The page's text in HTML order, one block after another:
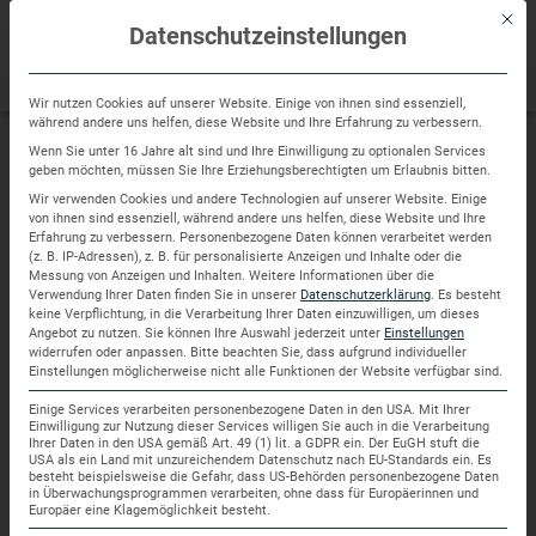
Sprung
Beratung
Sie möchten Ihre Immobilie verkaufen oder vermieten
– wir unterstützen Sie dabei!
Wir bieten Ihnen einVoll-Service-Paketfür die
Immobilienvermarktung in ganz Deutschland,
Schwerpunkt Mannheim & Ludwigshafen.
Unsere langjährige Erfahrung, regionale Kenntnisse
Mit
Datenschutzeinstellungen
Wir nutzen Cookies auf unserer Website. Einige von ihnen sind essenziell,
während andere uns helfen, diese Website und Ihre Erfahrung zu verbessern.
Wenn Sie unter 16 Jahre alt sind und Ihre Einwilligung zu optionalen Services
geben möchten, müssen Sie Ihre Erziehungsberechtigten um Erlaubnis bitten.
Wir verwenden Cookies und andere Technologien auf unserer Website. Einige
von ihnen sind essenziell, während andere uns helfen, diese Website und Ihre
Erfahrung zu verbessern. Personenbezogene Daten können verarbeitet werden
(z. B. IP-Adressen), z. B. für personalisierte Anzeigen und Inhalte oder die
Messung von Anzeigen und Inhalten. Weitere Informationen über die
Verwendung Ihrer Daten finden Sie in unserer Datenschutzerklärung. Es besteht
keine Verpflichtung, in die Verarbeitung Ihrer Daten einzuwilligen, um dieses
Angebot zu nutzen. Sie können Ihre Auswahl jederzeit unter Einstellungen
widerrufen oder anpassen. Bitte beachten Sie, dass aufgrund individueller
Einstellungen möglicherweise nicht alle Funktionen der Website verfügbar sind.
Einige Services verarbeiten personenbezogene Daten in den USA. Mit Ihrer
Einwilligung zur Nutzung dieser Services willigen Sie auch in die Verarbeitung
Ihrer Daten in den USA gemäß Art. 49 (1) lit. a GDPR ein. Der EuGH stuft die
USA als ein Land mit unzureichendem Datenschutz nach EU-Standards ein. Es
besteht beispielsweise die Gefahr, dass US-Behörden personenbezogene Daten
in Überwachungsprogrammen verarbeiten, ohne dass für Europäerinnen und
Europäer eine Klagemöglichkeit besteht.